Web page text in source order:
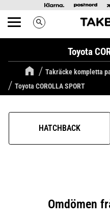
Meny search
Toyota
Takräcke kompletta
Toyota COROLLA SPORT
HATCHBACK